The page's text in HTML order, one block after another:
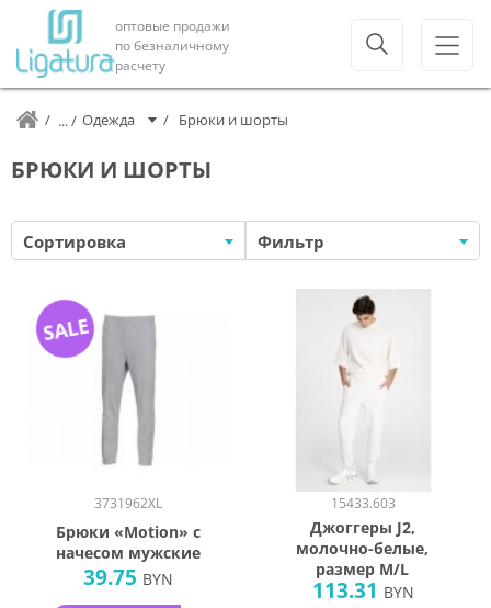
оптовые продажи
по безналичному
расчету
Одежда Брюки и шорты
БРЮКИ И ШОРТЫ
Сортировка Фильтр
3731962XL
Брюки «Motion» с
начесом мужские
39.75 BYN
SALE
15433.603
Джоггеры J2,
молочно-белые,
размер M/L
113.31 BYN